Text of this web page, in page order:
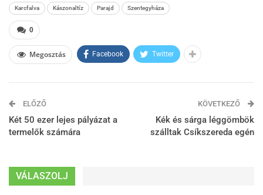
Karcfalva Kászonaltíz Parajd Szentegyháza
0
Megosztás Facebook Twitter
ELŐZŐ
Két 50 ezer lejes pályázat a
termelők számára
KÖVETKEZŐ
Kék és sárga léggömbök
szálltak Csíkszereda egén
VÁLASZOLJ